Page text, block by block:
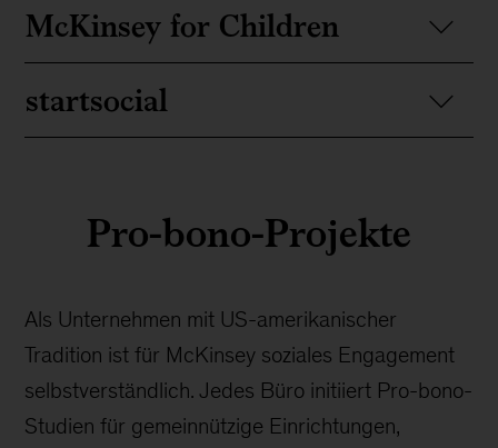
McKinsey for Children
startsocial
Pro-bono-Projekte
Als Unternehmen mit US-amerikanischer
Tradition ist für McKinsey soziales Engagement
selbstverständlich. Jedes Büro initiiert Pro-bono-
Studien für gemeinnützige Einrichtungen,